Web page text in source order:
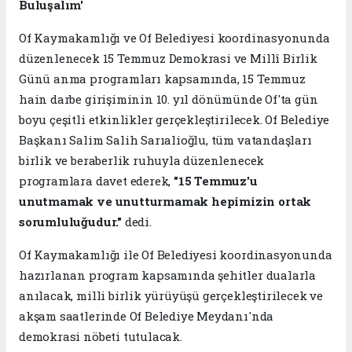
Buluşalım'
Of Kaymakamlığı ve Of Belediyesi koordinasyonunda
düzenlenecek 15 Temmuz Demokrasi ve Millî Birlik
Günü anma programları kapsamında, 15 Temmuz
hain darbe girişiminin 10. yıl dönümünde Of'ta gün
boyu çeşitli etkinlikler gerçekleştirilecek. Of Belediye
Başkanı Salim Salih Sarıalioğlu, tüm vatandaşları
birlik ve beraberlik ruhuyla düzenlenecek
programlara davet ederek, "15 Temmuz'u
unutmamak ve unutturmamak hepimizin ortak
sorumluluğudur." dedi.
Of Kaymakamlığı ile Of Belediyesi koordinasyonunda
hazırlanan program kapsamında şehitler dualarla
anılacak, milli birlik yürüyüşü gerçekleştirilecek ve
akşam saatlerinde Of Belediye Meydanı'nda
demokrasi nöbeti tutulacak.